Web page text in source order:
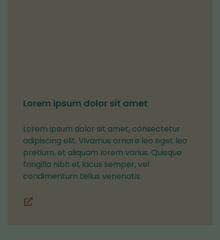
Lorem ipsum dolor sit amet
Lorem ipsum dolor sit amet, consectetur
adipiscing elit. Vivamus ornare leo eget leo
pretium, et aliquam lorem varius. Quisque
fringilla nibh et lacus semper, vel
condimentum tellus venenatis.
Lohkot
(siirryt